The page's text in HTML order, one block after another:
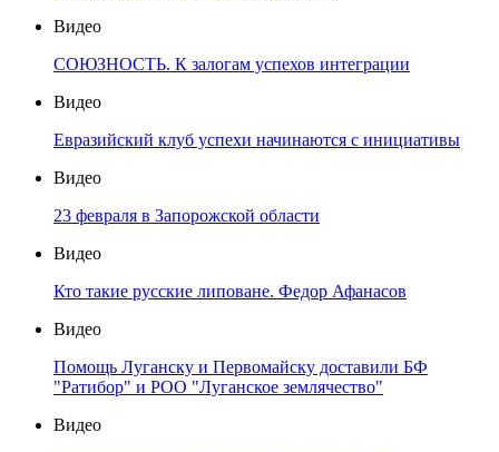
Видео
СОЮЗНОСТЬ. К залогам успехов интеграции
Видео
Евразийский клуб успехи начинаются с инициативы
Видео
23 февраля в Запорожской области
Видео
Кто такие русские липоване. Федор Афанасов
Видео
Помощь Луганску и Первомайску доставили БФ
"Ратибор" и РОО "Луганское землячество"
Видео